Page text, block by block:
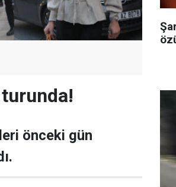
önceki gün